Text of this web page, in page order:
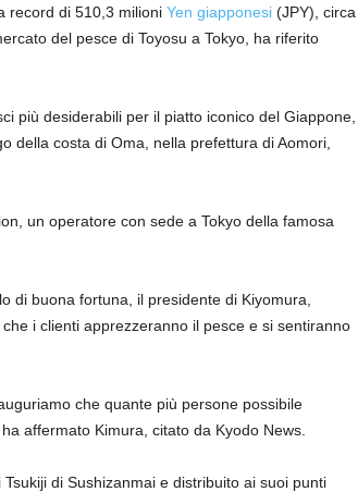
record di 510,3 milioni Yen giapponesi(JPY), circa
del pesce di Toyosu a Tokyo, ha riferito
più desiderabili per il piatto iconico del Giappone,
della costa di Oma, nella prefettura di Aomori,
un operatore con sede a Tokyo della famosa
di buona fortuna, il presidente di Kiyomura,
i clienti apprezzeranno il pesce e si sentiranno
auguriamo che quante più persone possibile
affermato Kimura, citato da Kyodo News.
di Sushizanmai e distribuito ai suoi punti